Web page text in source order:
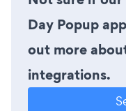
Day Popup
out more
integrations.